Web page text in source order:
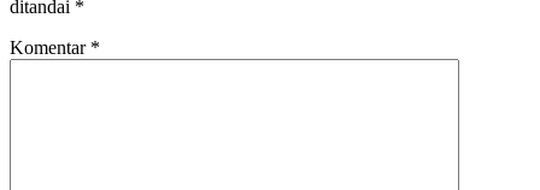
ditandai *
Komentar *